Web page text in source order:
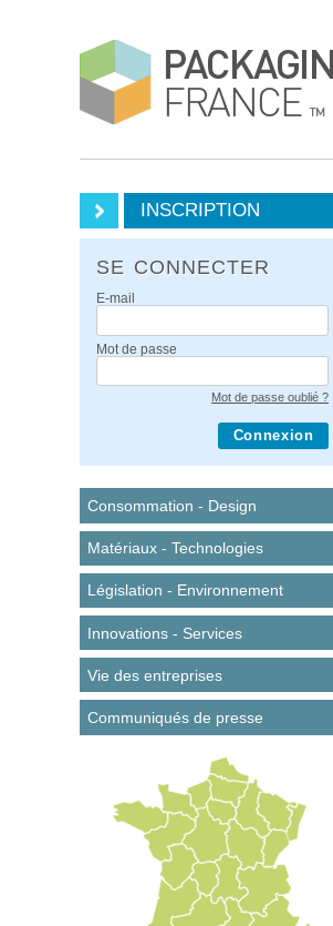
INSCRIPTION
SE CONNECTER
E-mail
Mot de passe
Mot de passe oublié ?
Connexion
Consommation - Design
Matériaux - Technologies
Législation - Environnement
Innovations - Services
Vie des entreprises
Communiqués de presse